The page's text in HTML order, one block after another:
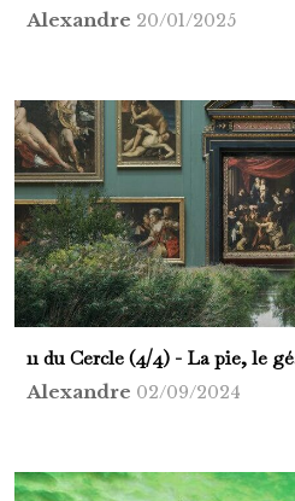
Alexandre 20/01/2025
11 du Cercle (4/4) - La pie, le
Alexandre 02/09/2024